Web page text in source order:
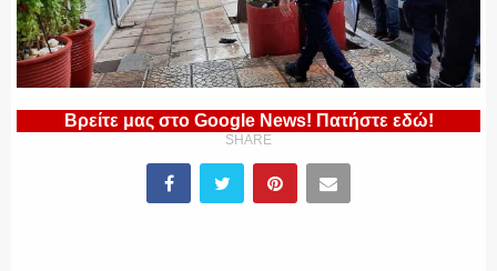
ΕΚΑΜ
ΥΑΤ/ΥΜΕΤΒρείτε μας στο Google News! Πατήστε εδώ!
SHARE